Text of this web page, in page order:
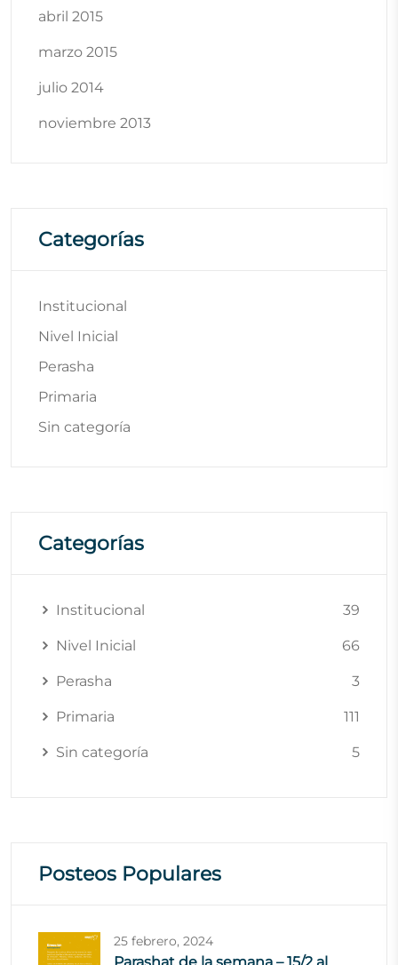
abril 2015
marzo 2015
julio 2014
noviembre 2013
Categorías
Institucional
Nivel Inicial
Perasha
Primaria
Sin categoría
Categorías
Institucional 39
Nivel Inicial 66
Perasha 3
Primaria 111
Sin categoría 5
Posteos Populares
25 febrero, 2024